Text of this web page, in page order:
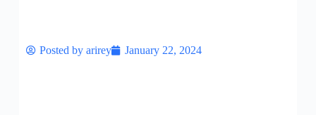
Posted byarirey January 22, 2024